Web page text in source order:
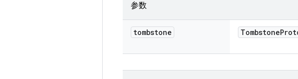
参数
tombstone Tombstone